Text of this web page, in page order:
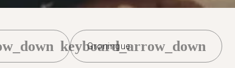
Groningue
keyboard_arrow_down